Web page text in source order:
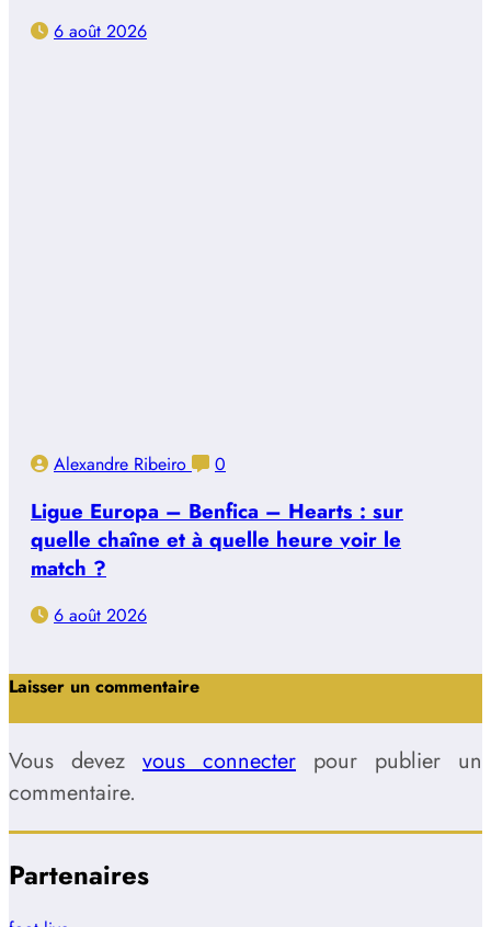
6 août 2026
Alexandre Ribeiro 0
Ligue Europa – Benfica – Hearts : sur
quelle chaîne et à quelle heure voir le
match ?
6 août 2026
Laisser un commentaire
Vous devez vous connecter pour publier un
commentaire.
Partenaires